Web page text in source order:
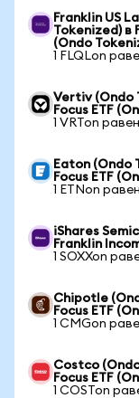
Franklin US
Tokenized) в
(Ondo
1 FLQLon
Vertiv (Ondo
Focus ETF
1 VRTon
Eaton (Ondo
Focus ETF
1 ETNon
iShares
Franklin
1 SOXXon
Chipotle
Focus ETF
1 CMGon
Costco
Focus ETF
1 COSTon